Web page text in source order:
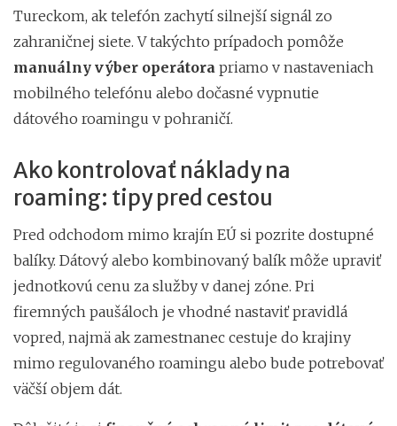
Tureckom, ak telefón zachytí silnejší signál zo
zahraničnej siete. V takýchto prípadoch pomôže
manuálny výber operátora priamo v nastaveniach
mobilného telefónu alebo dočasné vypnutie
dátového roamingu v pohraničí.
Ako kontrolovať náklady na
roaming: tipy pred cestou
Pred odchodom mimo krajín EÚ si pozrite dostupné
balíky. Dátový alebo kombinovaný balík môže upraviť
jednotkovú cenu za služby v danej zóne. Pri
firemných paušáloch je vhodné nastaviť pravidlá
vopred, najmä ak zamestnanec cestuje do krajiny
mimo regulovaného roamingu alebo bude potrebovať
väčší objem dát.